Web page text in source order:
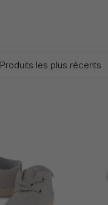
Produits les plus récents